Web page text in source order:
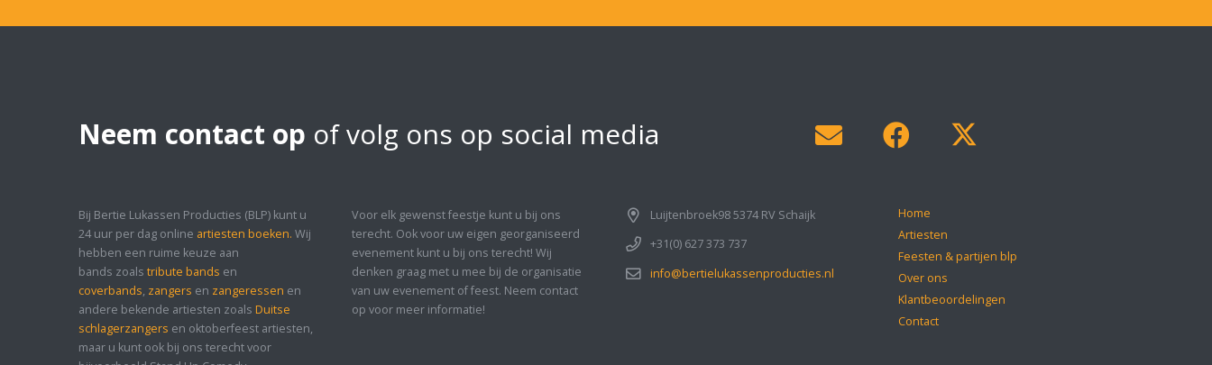
Neem contact op of volg ons op social media
Bij Bertie Lukassen Producties (BLP) kunt u
24 uur per dag online artiesten boeken. Wij
hebben een ruime keuze aan
bands zoals tribute bands en
coverbands, zangers en zangeressen en
andere bekende artiesten zoals Duitse
schlagerzangers en oktoberfeest artiesten,
maar u kunt ook bij ons terecht voor
Voor elk gewenst feestje kunt u bij ons
terecht. Ook voor uw eigen georganiseerd
evenement kunt u bij ons terecht! Wij
denken graag met u mee bij de organisatie
van uw evenement of feest. Neem contact
op voor meer informatie!
Luijtenbroek98 5374 RV Schaijk
+31(0) 627 373 737
info@bertielukassenproducties.nl
Home
Artiesten
Feesten & partijen blp
Over ons
Klantbeoordelingen
Contact